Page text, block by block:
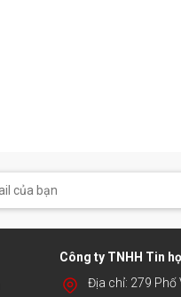
Công ty TNHH Tin
Địa chỉ: 279 Phố